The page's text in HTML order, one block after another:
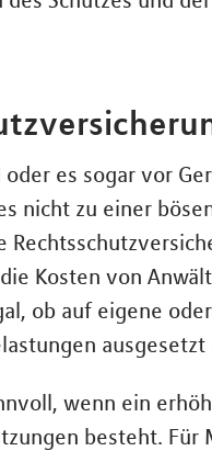
es sogar vor
nicht zu einer
Kosten von
ob auf eigene
ausgesetzt
wenn ein
besteht.